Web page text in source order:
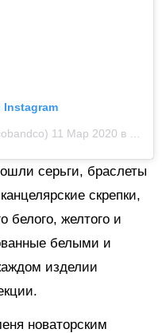
Instagram
11 Мар 2020 в 2:21 PDT
серьги, браслеты
скрепки,
белого, желтого и
белыми и
изделии
новаторским